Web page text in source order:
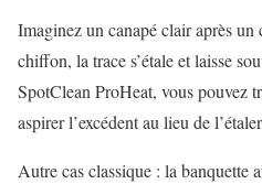
Imaginez un canapé clair après
chiffon, la trace s’étale et laisse
SpotClean ProHeat, vous pouvez
aspirer l’excédent au lieu de
Autre cas classique : la banquette